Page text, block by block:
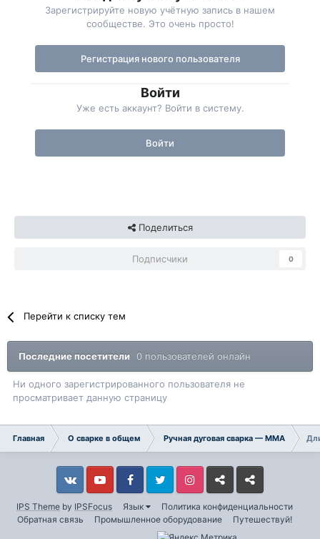
Зарегистрируйте новую учётную запись в нашем
сообществе. Это очень просто!
Регистрация нового пользователя
Войти
Уже есть аккаунт? Войти в систему.
Войти
Поделиться
Подписчики 0
Перейти к списку тем
Последние посетители 0 пользователей онлайн
Ни одного зарегистрированного пользователя не
просматривает данную страницу
Главная О сварке в общем Ручная дуговая сварка — ММA
IPS Theme by IPSFocus Язык
Политика конфиденциальности
Обратная связь
Промышленное оборудование Путешествуй!
VkontakteYouTube FacebookTwitter InstagramLivejournalOdnoklassniki